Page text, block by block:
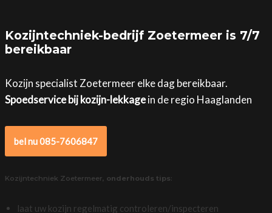
Kozijntechniek-bedrijf Zoetermeer is 7/7
bereikbaar
Kozijn specialist Zoetermeer elke dag bereikbaar.
Spoedservice bij kozijn-lekkagein de regio Haaglanden
bel nu 085-7606847
Kozijntechniek Zoetermeer, onderhouds tips:
laat uw kozijn regelmatig controleren/inspecteren